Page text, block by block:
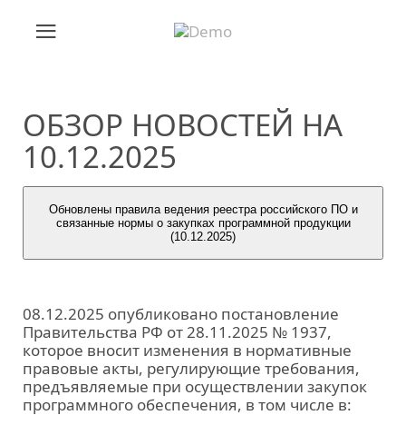
ОБЗОР НОВОСТЕЙ НА
10.12.2025
Обновлены правила ведения реестра российского ПО и
связанные нормы о закупках программной продукции
(10.12.2025)
08.12.2025 опубликовано постановление
Правительства РФ от 28.11.2025 № 1937,
которое вносит изменения в нормативные
правовые акты, регулирующие требования,
предъявляемые при осуществлении закупок
программного обеспечения, в том числе в: